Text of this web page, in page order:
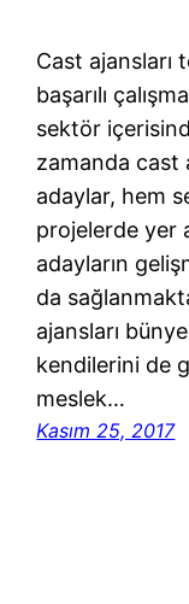
Cast ajansları
başarılı
sektör
zamanda cast
adaylar, hem
projelerde yer
adayların
da
ajansları
kendilerini de
meslek…
Kasım 25, 2017